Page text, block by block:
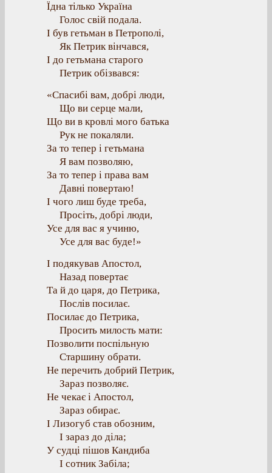
Їдна тілько Україна
Голос свій подала.
І був гетьман в Петрополі,
Як Петрик вінчався,
І до гетьмана старого
Петрик обізвався:
«Спасибі вам, добрі люди,
Що ви серце мали,
Що ви в кровлі мого батька
Рук не покаляли.
За то тепер і гетьмана
Я вам позволяю,
За то тепер і права вам
Давні повертаю!
І чого лиш буде треба,
Просіть, добрі люди,
Усе для вас я учиню,
Усе для вас буде!»
І подякував Апостол,
Назад повертає
Та й до царя, до Петрика,
Послів посилає.
Посилає до Петрика,
Просить милость мати:
Позволити поспільную
Старшину обрати.
Не перечить добрий Петрик,
Зараз позволяє.
Не чекає і Апостол,
Зараз обирає.
І Лизогуб став обозним,
І зараз до діла;
У судці пішов Кандиба
І сотник Забіла;